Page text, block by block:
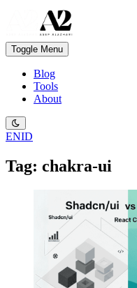
Toggle Menu
Blog
Tools
About
ENID
Tag: chakra-ui